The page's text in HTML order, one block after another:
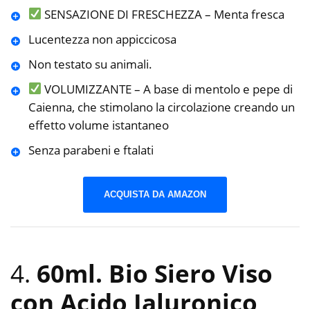
SENSAZIONE DI FRESCHEZZA – Menta fresca
Lucentezza non appiccicosa
Non testato su animali.
VOLUMIZZANTE – A base di mentolo e pepe di
Caienna, che stimolano la circolazione creando un
effetto volume istantaneo
Senza parabeni e ftalati
ACQUISTA DA AMAZON
4. 60ml. Bio Siero Viso
con Acido Ialuronico